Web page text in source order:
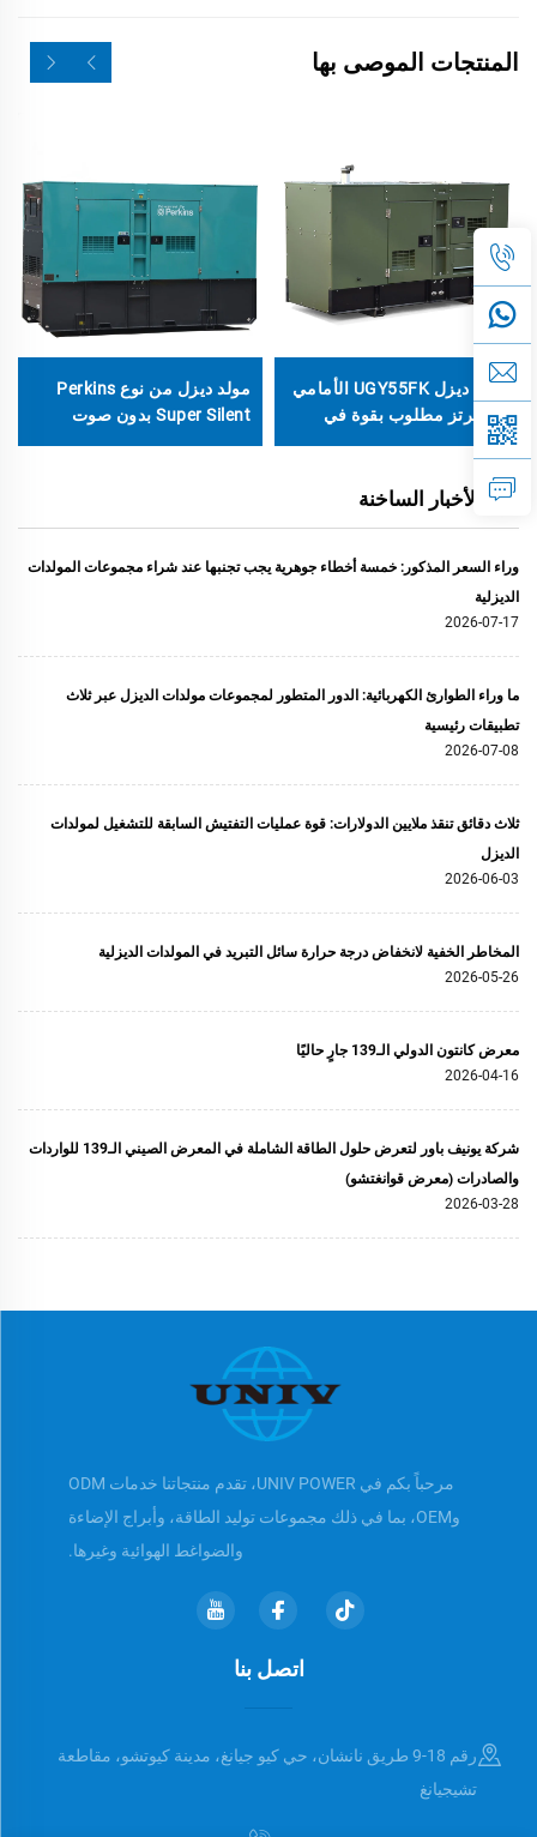
المنتجات الموصى بها
مولد ديزل UGY55FK الأمامي
60 هرتز مطلوب بقوة في
السوق
مولد ديزل من نوع Perkins
Super Silent بدون صوت
الأخبار الساخنة
وراء السعر المذكور: خمسة أخطاء جوهرية يجب تجنبها عند شراء مجموعات المولدات
الديزلية
2026-07-17
ما وراء الطوارئ الكهربائية: الدور المتطور لمجموعات مولدات الديزل عبر ثلاث
تطبيقات رئيسية
2026-07-08
ثلاث دقائق تنقذ ملايين الدولارات: قوة عمليات التفتيش السابقة للتشغيل لمولدات
الديزل
2026-06-03
المخاطر الخفية لانخفاض درجة حرارة سائل التبريد في المولدات الديزلية
2026-05-26
معرض كانتون الدولي الـ139 جارٍ حاليًا
2026-04-16
شركة يونيف باور لتعرض حلول الطاقة الشاملة في المعرض الصيني الـ139 للواردات
والصادرات (معرض قوانغتشو)
2026-03-28
مرحباً بكم في UNIV POWER، تقدم منتجاتنا خدمات ODM
وOEM، بما في ذلك مجموعات توليد الطاقة، وأبراج الإضاءة
والضواغط الهوائية وغيرها.
اتصل بنا
رقم 18-9 طريق نانشان، حي كيو جيانغ، مدينة كيوتشو، مقاطعة
تشيجيانغ